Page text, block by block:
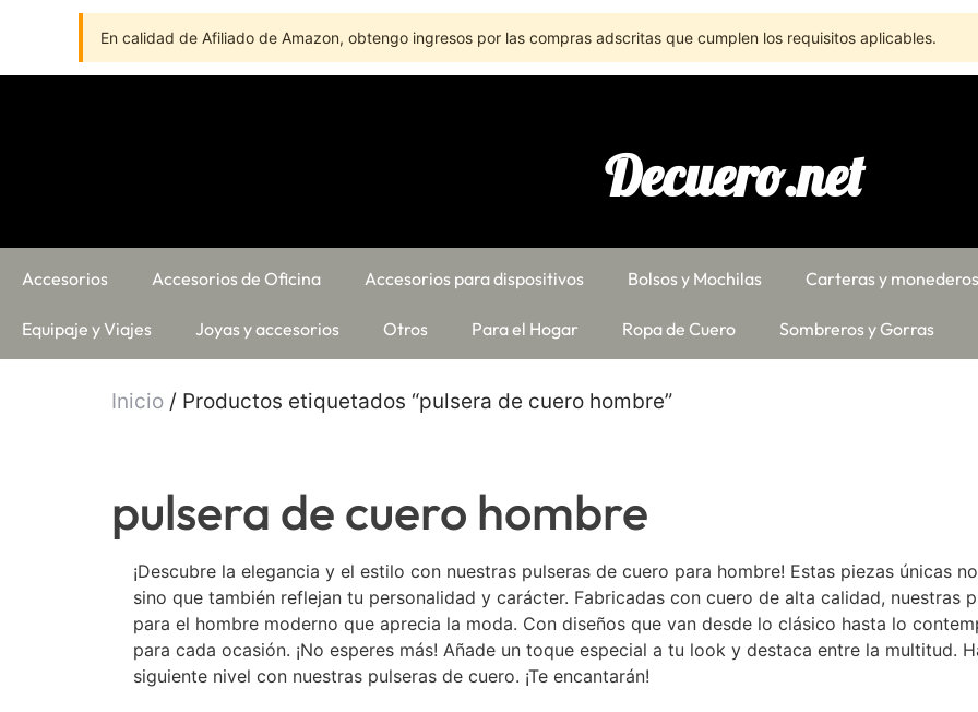
En calidad de Afiliado de Amazon, obtengo ingresos por las compras adscritas que cumplen los requisitos aplicables.
Decuero.net
Accesorios Accesorios de Oficina Accesorios para dispositivos Bolsos y Mochilas Carteras y monederos
Equipaje y Viajes Joyas y accesorios Otros Para el Hogar Ropa de Cuero Sombreros y Gorras
Inicio / Productos etiquetados “pulsera de cuero hombre”
pulsera de cuero hombre
¡Descubre la elegancia y el estilo con nuestras pulseras de cuero para hombre! Estas piezas únicas
sino que también reflejan tu personalidad y carácter. Fabricadas con cuero de alta calidad, nuestras
para el hombre moderno que aprecia la moda. Con diseños que van desde lo clásico hasta lo
para cada ocasión. ¡No esperes más! Añade un toque especial a tu look y destaca entre la multitud.
siguiente nivel con nuestras pulseras de cuero. ¡Te encantarán!